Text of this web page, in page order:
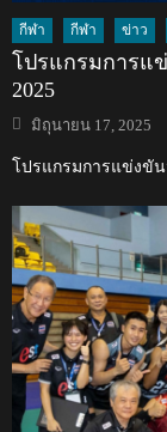
กีฬา กีฬา ข่าว
โปรแกรมการแข่
2025
Posted
on
มิถุนายน 17, 2025
โปรแกรมการแข่งขัน